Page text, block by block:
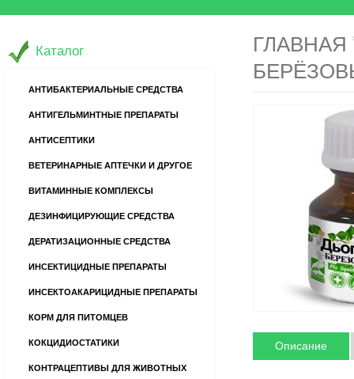
ГЛАВНАЯ
Описание
Каталог
АНТИБАКТЕРИАЛЬНЫЕ СРЕДСТВА
АНТИГЕЛЬМИНТНЫЕ ПРЕПАРАТЫ
АНТИСЕПТИКИ
ВЕТЕРИНАРНЫЕ АПТЕЧКИ И ДРУГОЕ
ВИТАМИННЫЕ КОМПЛЕКСЫ
ДЕЗИНФИЦИРУЮЩИЕ СРЕДСТВА
ДЕРАТИЗАЦИОННЫЕ СРЕДСТВА
ИНСЕКТИЦИДНЫЕ ПРЕПАРАТЫ
ИНСЕКТОАКАРИЦИДНЫЕ ПРЕПАРАТЫ
КОРМ ДЛЯ ПИТОМЦЕВ
КОКЦИДИОСТАТИКИ
КОНТРАЦЕПТИВЫ ДЛЯ ЖИВОТНЫХ